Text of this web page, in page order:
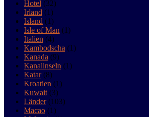
Hotel (32)
Irland (1)
Island (1)
Isle of Man (1)
Italien (4)
Kambodscha (1)
Kanada (9)
Kanalinseln (1)
Katar(8)
Kroatien (1)
Kuwait(3)
Länder(103)
Macao (1)